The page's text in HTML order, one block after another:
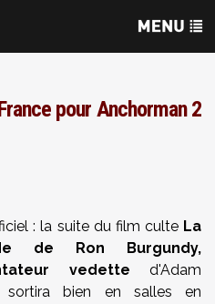
pour Anchorman 2
: la suite du film culte La
de Ron Burgundy,
vedette d'Adam
sortira bien en salles en